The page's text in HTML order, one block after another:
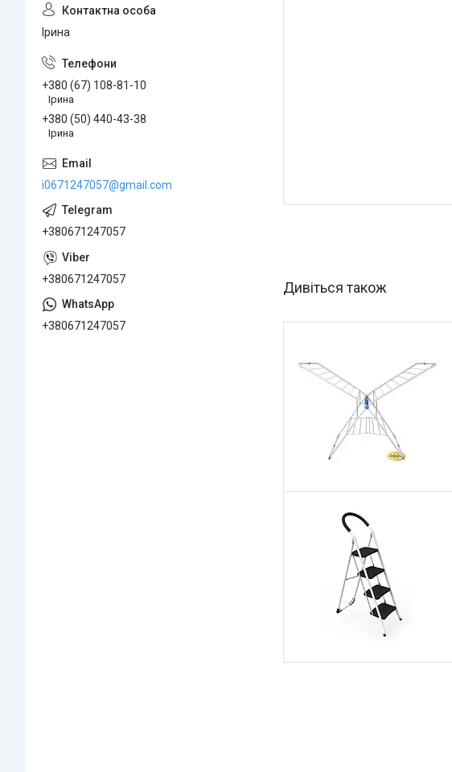
Ірина
+380 (67) 108-81-10
Ірина
+380 (50) 440-43-38
Ірина
i0671247057@gmail.com
+380671247057
+380671247057
+380671247057